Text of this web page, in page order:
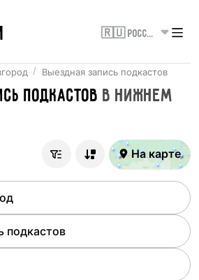
🇷🇺 Россия
Выездная запись подкастов
подкастов в Нижнем
На карте